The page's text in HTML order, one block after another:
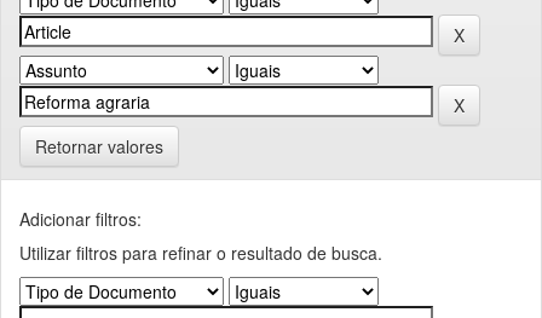
Retornar valores
Adicionar filtros:
Utilizar filtros para refinar o resultado de busca.